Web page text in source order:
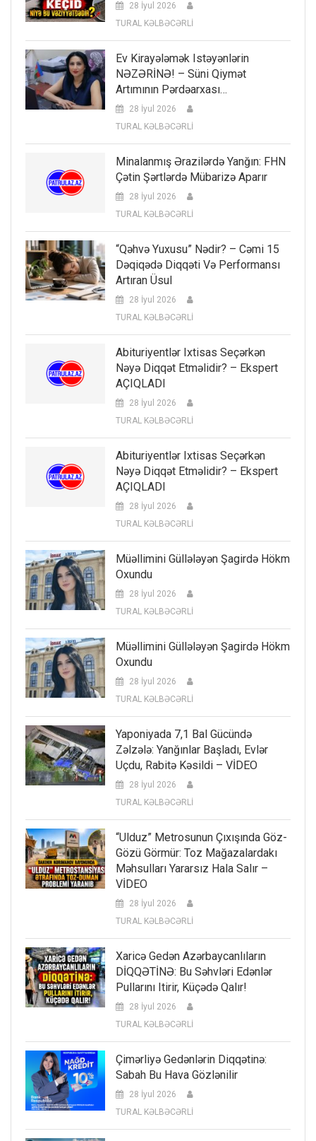
28 İyul 2026
TURAL KƏLBƏCƏRLİ
Ev Kirayələmək Istəyənlərin
NƏZƏRİNƏ! – Süni Qiymət
Artımının Pərdəarxası…
28 İyul 2026
TURAL KƏLBƏCƏRLİ
Minalanmış Ərazilərdə Yanğın: FHN
Çətin Şərtlərdə Mübarizə Aparır
28 İyul 2026
TURAL KƏLBƏCƏRLİ
“Qəhvə Yuxusu” Nədir? – Cəmi 15
Dəqiqədə Diqqəti Və Performansı
Artıran Üsul
28 İyul 2026
TURAL KƏLBƏCƏRLİ
Abituriyentlər Ixtisas Seçərkən
Nəyə Diqqət Etməlidir? – Ekspert
AÇIQLADI
28 İyul 2026
TURAL KƏLBƏCƏRLİ
Abituriyentlər Ixtisas Seçərkən
Nəyə Diqqət Etməlidir? – Ekspert
AÇIQLADI
28 İyul 2026
TURAL KƏLBƏCƏRLİ
Müəllimini Güllələyən Şagirdə Hökm
Oxundu
28 İyul 2026
TURAL KƏLBƏCƏRLİ
Müəllimini Güllələyən Şagirdə Hökm
Oxundu
28 İyul 2026
TURAL KƏLBƏCƏRLİ
Yaponiyada 7,1 Bal Gücündə
Zəlzələ: Yanğınlar Başladı, Evlər
Uçdu, Rabitə Kəsildi – VİDEO
28 İyul 2026
TURAL KƏLBƏCƏRLİ
“Ulduz” Metrosunun Çıxışında Göz-
Gözü Görmür: Toz Mağazalardakı
Məhsulları Yararsız Hala Salır –
VİDEO
28 İyul 2026
TURAL KƏLBƏCƏRLİ
Xaricə Gedən Azərbaycanlıların
DİQQƏTİNƏ: Bu Səhvləri Edənlər
Pullarını Itirir, Küçədə Qalır!
28 İyul 2026
TURAL KƏLBƏCƏRLİ
Çimərliyə Gedənlərin Diqqətinə:
Sabah Bu Hava Gözlənilir
28 İyul 2026
TURAL KƏLBƏCƏRLİ